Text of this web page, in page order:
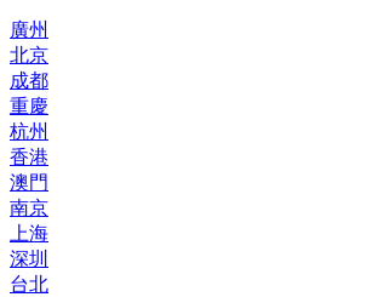
廣州
北京
成都
重慶
杭州
香港
澳門
南京
上海
深圳
台北